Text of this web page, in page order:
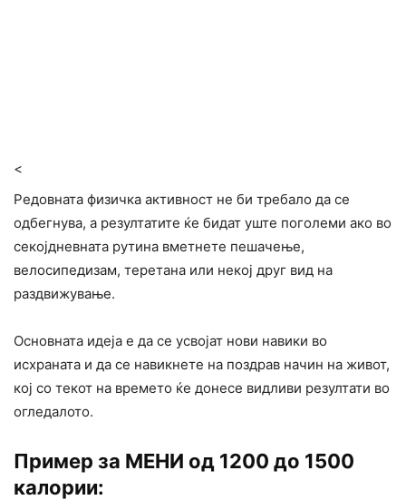
<
Редовната физичка активност не би требало да се
одбегнува, а резултатите ќе бидат уште поголеми ако во
секојдневната рутина вметнете пешачење,
велосипедизам, теретана или некој друг вид на
раздвижување.
Основната идеја е да се усвојат нови навики во
исхраната и да се навикнете на поздрав начин на живот,
кој со текот на времето ќе донесе видливи резултати во
огледалото.
Пример за МЕНИ од 1200 до 1500
калории: